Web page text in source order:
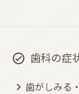
歯科の症
歯がしみる